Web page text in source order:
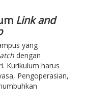
Link and
yang
dengan
Kurikulum harus
Pengoperasian,